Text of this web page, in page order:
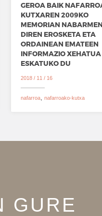
GEROA BAIK
KUTXAREN 2009KO
MEMORIAN
DIREN EROSKETA ETA
ORDAINEAN EMATEEN
INFORMAZIO XEHATUA
ESKATUKO DU
2018 / 11 / 16
nafarroa nafarroako-kutxa
GURE